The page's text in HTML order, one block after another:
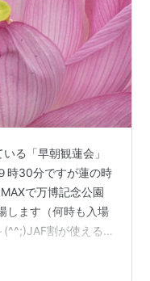
る「早朝観蓮会」
時30分ですが蓮の時
で万博記念公園
します（何時も入場
割が使えるん
ら見に来られるん